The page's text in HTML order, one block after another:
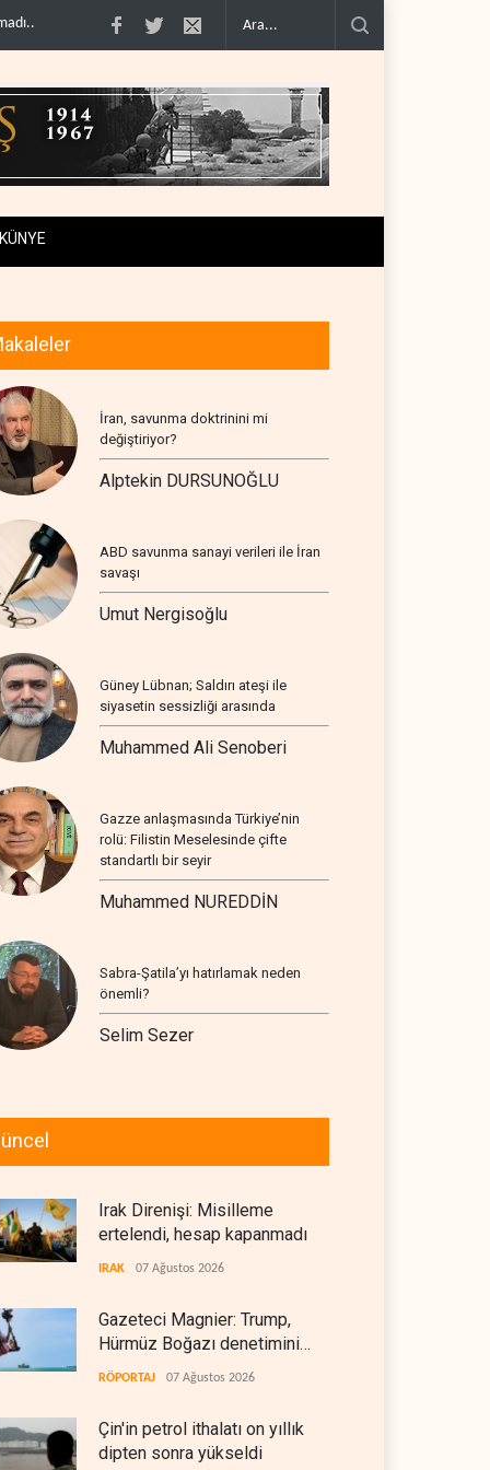
doğru.. Çin'in petrol ithalatı on yıllık dipten sonra yükseldi..
KÜNYE
İran, savunma doktrinini mi
değiştiriyor?
Alptekin DURSUNOĞLU
ABD savunma sanayi verileri ile İran
savaşı
Umut Nergisoğlu
Güney Lübnan; Saldırı ateşi ile
siyasetin sessizliği arasında
Muhammed Ali Senoberi
Gazze anlaşmasında Türkiye’nin
rolü: Filistin Meselesinde çifte
standartlı bir seyir
Muhammed NUREDDİN
Sabra-Şatila’yı hatırlamak neden
önemli?
Selim Sezer
Irak Direnişi: Misilleme
ertelendi, hesap kapanmadı
IRAK 07 Ağustos 2026
Gazeteci Magnier: Trump,
Hürmüz Boğazı denetimini
doğrudan İran ve Umman'a
RÖPORTAJ 07 Ağustos 2026
Çin'in petrol ithalatı on yıllık
dipten sonra yükseldi